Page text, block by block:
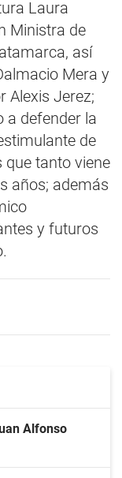
Laura
Ministra de
así
Mera y
Alexis Jerez;
a defender la
de
que tanto viene
años; además
y futuros
Alfonso